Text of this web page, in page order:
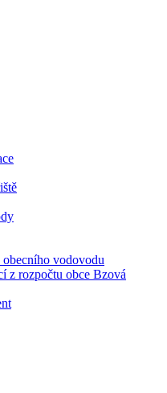
vodovodu
z rozpočtu obce Bzová